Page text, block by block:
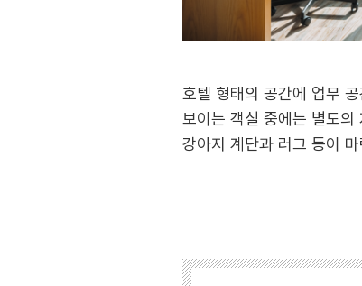
호텔 형태의 공간에 업무
보이는 객실 중에는 별도
강아지 계단과 러그 등이